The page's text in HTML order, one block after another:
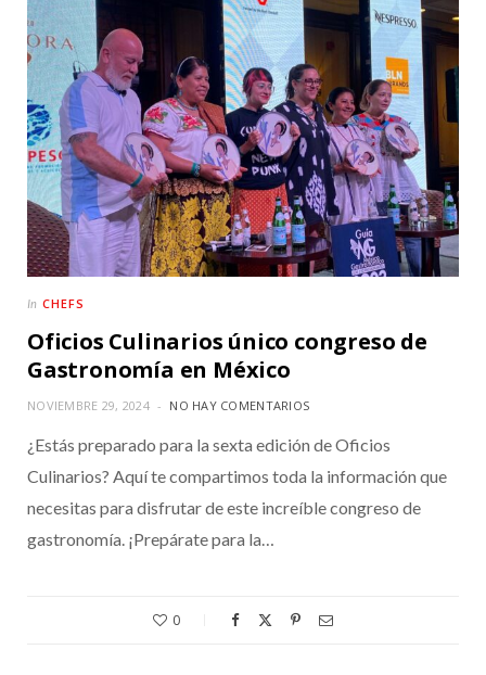
In CHEFS
Oficios Culinarios único congreso de
Gastronomía en México
NOVIEMBRE 29, 2024 NO HAY COMENTARIOS
¿Estás preparado para la sexta edición de Oficios
Culinarios? Aquí te compartimos toda la información que
necesitas para disfrutar de este increíble congreso de
gastronomía. ¡Prepárate para la…
0